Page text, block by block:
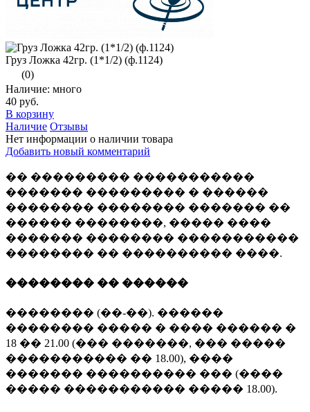
Груз Ложка 42гр. (1*1/2) (ф.1124)
(0)
Наличие: много
40 руб.
В корзину
Наличие Отзывы
Нет информации о наличии товара
Добавить новый комментарий
�� ��������� �����������
������� ��������� � ������
�������� �������� ������� ��
������ ��������, ����� ����
������� �������� �����������
�������� �� ���������� ����.
�������� �� ������
�������� (��-��). ������
�������� ����� � ���� ������ �
18 �� 21.00 (��� �������, ��� �����
����������� �� 18.00), ����
������� ���������� ��� (����
����� ����������� ����� 18.00).